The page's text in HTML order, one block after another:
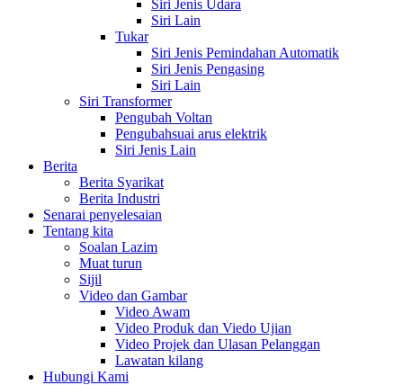
Siri Jenis Udara
Siri Lain
Tukar
Siri Jenis Pemindahan Automatik
Siri Jenis Pengasing
Siri Lain
Siri Transformer
Pengubah Voltan
Pengubahsuai arus elektrik
Siri Jenis Lain
Berita
Berita Syarikat
Berita Industri
Senarai penyelesaian
Tentang kita
Soalan Lazim
Muat turun
Sijil
Video dan Gambar
Video Awam
Video Produk dan Viedo Ujian
Video Projek dan Ulasan Pelanggan
Lawatan kilang
Hubungi Kami